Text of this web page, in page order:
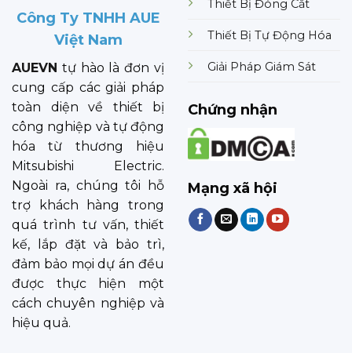
Công Ty TNHH AUE
Việt Nam
AUEVN tự hào là đơn vị
cung cấp các giải pháp
toàn diện về thiết bị
công nghiệp và tự động
hóa từ thương hiệu
Mitsubishi Electric.
Ngoài ra, chúng tôi hỗ
trợ khách hàng trong
quá trình tư vấn, thiết
kế, lắp đặt và bảo trì,
đảm bảo mọi dự án đều
được thực hiện một
cách chuyên nghiệp và
hiệu quả.
Thiết Bị Đóng Cắt
Thiết Bị Tự Động Hóa
Giải Pháp Giám Sát
Chứng nhận
Mạng xã hội